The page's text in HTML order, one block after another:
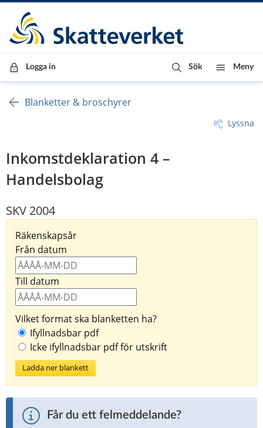
Till innehåll
Till navigationen
Till chattrobot
Logga in Sök Meny
Blanketter & broschyrer
Lyssna
Inkomstdeklaration 4 –
Handelsbolag
SKV 2004
Räkenskapsår
Från datum
Till datum
Vilket format ska blanketten ha?
Ifyllnadsbar pdf
Icke ifyllnadsbar pdf för utskrift
Ladda ner blankett
Får du ett felmeddelande?